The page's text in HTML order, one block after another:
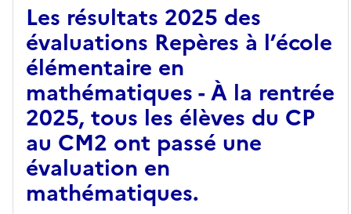
Les résultats 2025 des
évaluations Repères à l’école
élémentaire en
mathématiques - À la rentrée
2025, tous les élèves du CP
au CM2 ont passé une
évaluation en
mathématiques.